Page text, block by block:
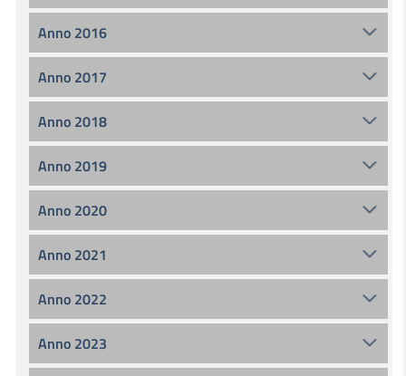
Anno 2016
Anno 2017
Anno 2018
Anno 2019
Anno 2020
Anno 2021
Anno 2022
Anno 2023